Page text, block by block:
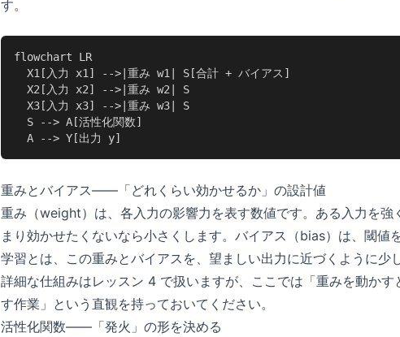
す。
flowchart LR
  X1[入力 x1] -->|重み w1| S[合計 + バイアス]
  X2[入力 x2] -->|重み w2| S
  X3[入力 x3] -->|重み w3| S
  S --> A[活性化関数]
  A --> Y[出力 y]
重みとバイアス——「どれくらい効かせるか」の設計値
重み（weight）は、各入力の影響力を表す数値です。ある入力を強
まり効かせたくないなら小さくします。バイアス（bias）は、閾値
学習とは、この重みとバイアスを、望ましい出力に近づくように少
詳細な仕組みはレッスン 4 で扱いますが、ここでは「重みを動か
す作業」という直観を持っておいてください。
活性化関数——「発火」の形を決める